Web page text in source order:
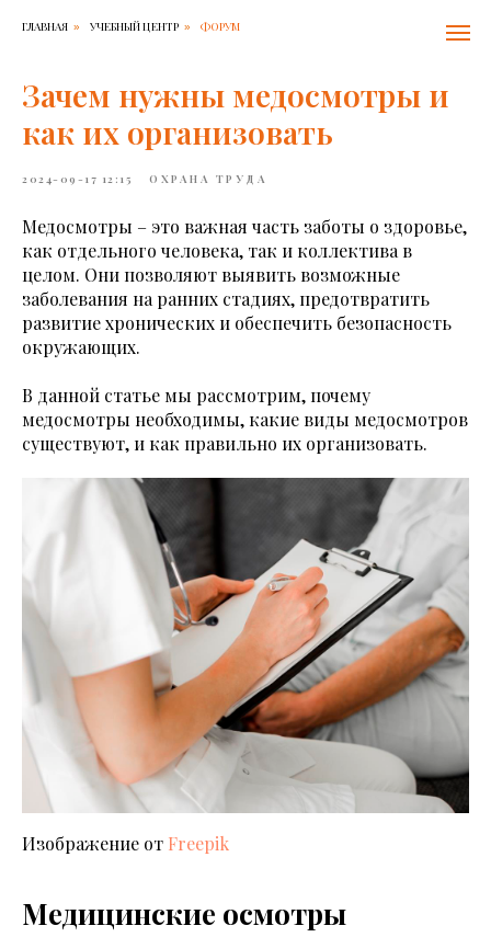
ГЛАВНАЯ » УЧЕБНЫЙ ЦЕНТР » ФОРУМ
Зачем нужны медосмотры и
как их организовать
2024-09-17 12:15 ОХРАНА ТРУДА
Медосмотры – это важная часть заботы о здоровье,
как отдельного человека, так и коллектива в
целом. Они позволяют выявить возможные
заболевания на ранних стадиях, предотвратить
развитие хронических и обеспечить безопасность
окружающих.
В данной статье мы рассмотрим, почему
медосмотры необходимы, какие виды медосмотров
существуют, и как правильно их организовать.
Изображение от Freepik
Медицинские осмотры